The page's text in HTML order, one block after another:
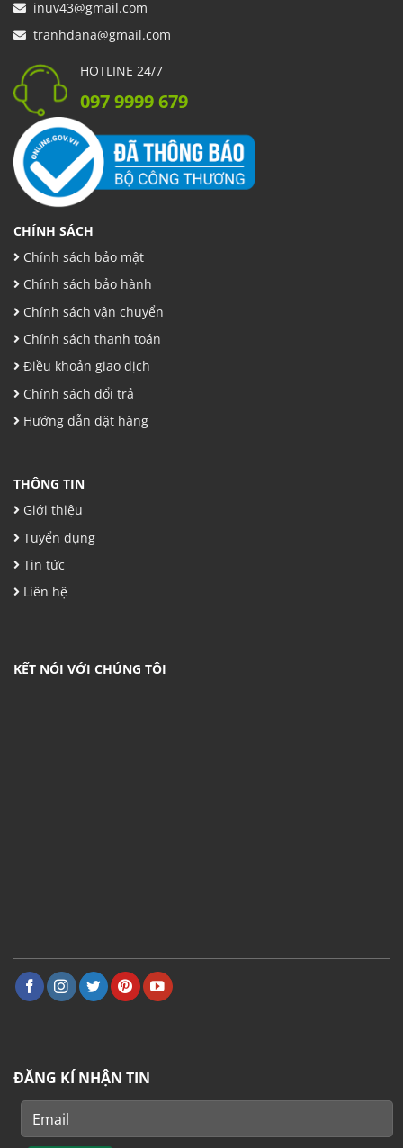
inuv43@gmail.com
tranhdana@gmail.com
HOTLINE 24/7
097 9999 679
CHÍNH SÁCH
Chính sách bảo mật
Chính sách bảo hành
Chính sách vận chuyển
Chính sách thanh toán
Điều khoản giao dịch
Chính sách đổi trả
Hướng dẫn đặt hàng
THÔNG TIN
Giới thiệu
Tuyển dụng
Tin tức
Liên hệ
KẾT NÓI VỚI CHÚNG TÔI
ĐĂNG KÍ NHẬN TIN